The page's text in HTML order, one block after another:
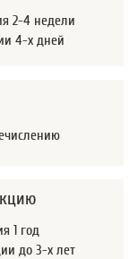
2-4 недели
4-х дней
1 год
до 3-х лет